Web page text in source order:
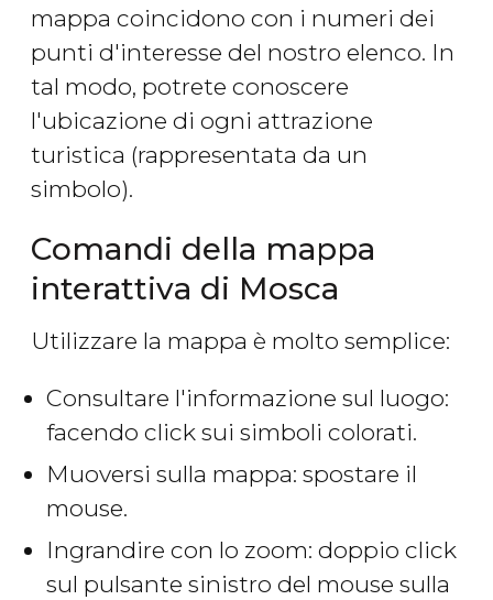
mappa coincidono con i numeri dei
punti d'interesse del nostro elenco. In
tal modo, potrete conoscere
l'ubicazione di ogni attrazione
turistica (rappresentata da un
simbolo).
Comandi della mappa
interattiva di Mosca
Utilizzare la mappa è molto semplice:
Consultare l'informazione sul luogo:
facendo click sui simboli colorati.
Muoversi sulla mappa: spostare il
mouse.
Ingrandire con lo zoom: doppio click
sul pulsante sinistro del mouse sulla